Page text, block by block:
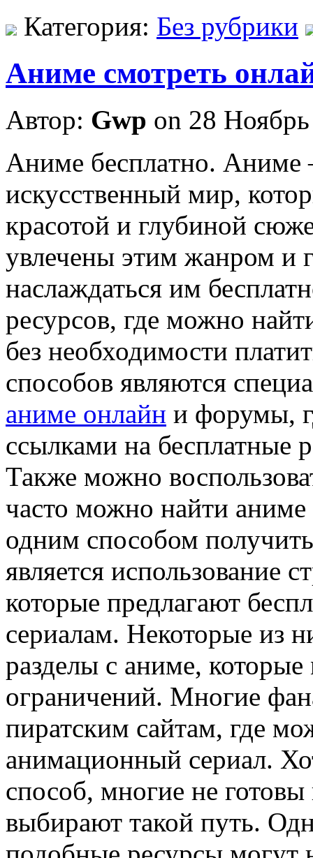
Категория: Без рубрики
Аниме смотреть
Автор: Gwp on 28
Aнимe бeсплaтнo.
искусственный мир,
красотой и глубиной
увлечены этим жанром и
наслаждаться им
ресурсов, где можно
без необходимости
способов являются
аниме онлайн и форумы,
ссылками на бесплатные
Также можно
часто можно найти
одним способом
является использование
которые предлагают
сериалам. Некоторые из
разделы с аниме,
ограничений. Многие
пиратским сайтам, где
анимационный сериал.
способ, многие не
выбирают такой путь.